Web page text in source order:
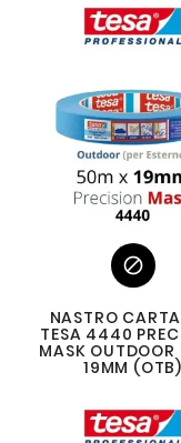

NASTRO
TESA 4440
MASK
19MM (OTB)